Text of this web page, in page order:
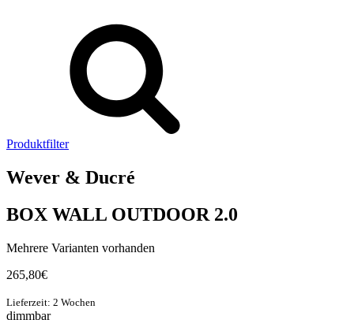
Produktfilter
Wever & Ducré
BOX WALL OUTDOOR 2.0
Mehrere Varianten vorhanden
265,80€
Lieferzeit: 2 Wochen
dimmbar